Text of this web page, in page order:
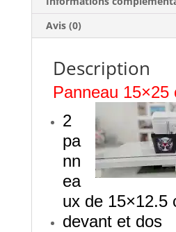
Avis (0)
Description
Panneau 15×25
2
pa
nn
ea
ux de 15×12.5
devant et dos